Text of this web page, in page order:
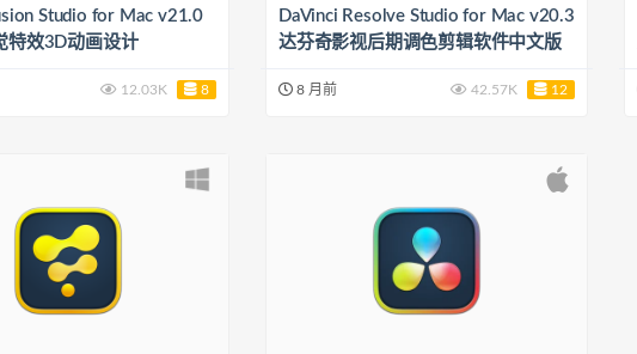
Studio for Mac v21.0
特效3D动画设计
12.03K 8
DaVinci Resolve Studio for Mac v20.3
达芬奇影视后期调色剪辑软件中文版
8 月前 42.57K 12